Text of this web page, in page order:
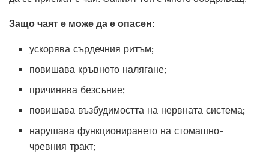
Защо чаят е може да е опасен:
ускорява сърдечния ритъм;
повишава кръвното налягане;
причинява безсъние;
повишава възбудимостта на нервната система;
нарушава функционирането на стомашно-
чревния тракт;